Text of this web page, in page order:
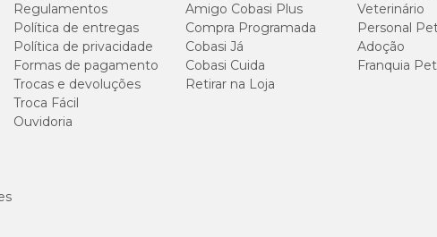
Regulamentos
Política de entregas
Política de privacidade
Formas de pagamento
Trocas e devoluções
Troca Fácil
Ouvidoria
Amigo Cobasi Plus
Compra Programada
Cobasi Já
Cobasi Cuida
Retirar na Loja
Veterinário
Personal
Adoção
Franquia